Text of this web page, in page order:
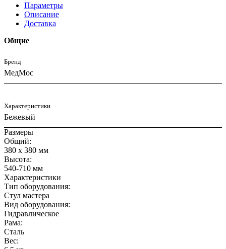
Параметры
Описание
Доставка
Общие
Бренд
МедМос
Характеристики
Бежевый
Размеры
Общий:
380 x 380 мм
Высота:
540-710 мм
Характеристики
Тип оборудования:
Стул мастера
Вид оборудования:
Гидравлическое
Рама:
Сталь
Вес: